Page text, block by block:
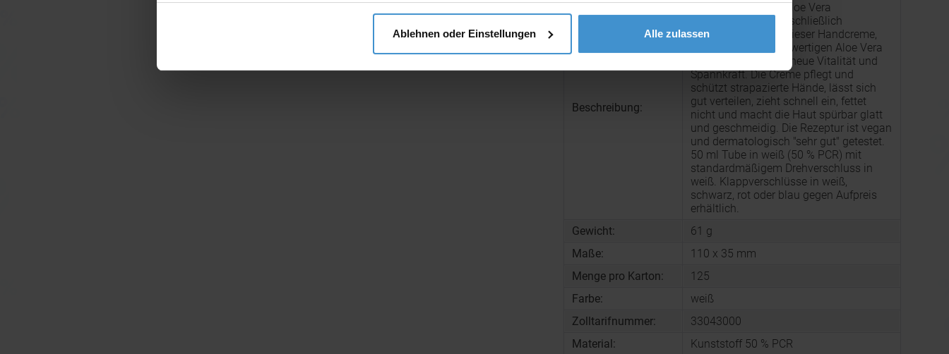
Ablehnen oder Einstellungen Alle zulassen
Beschreibung:
Made in Germany. Aloe Vera
Handcreme: Die ausschließlich
pflanzlichen Öle in dieser Handcreme,
kombiniert mit hochwertigen Aloe Vera
Gel, geben der Haut neue Vitalität und
Spannkraft. Die Creme pflegt und
schützt strapazierte Hände, lässt sich
gut verteilen, zieht schnell ein, fettet
nicht und macht die Haut spürbar glatt
und geschmeidig. Die Rezeptur ist vegan
und dermatologisch "sehr gut" getestet.
50 ml Tube in weiß (50 % PCR) mit
standardmäßigem Drehverschluss in
weiß. Klappverschlüsse in weiß,
schwarz, rot oder blau gegen Aufpreis
erhältlich.
Gewicht:
61 g
Maße:
110 x 35 mm
Menge pro Karton:
125
Farbe:
weiß
Zolltarifnummer:
33043000
Material:
Kunststoff 50 % PCR